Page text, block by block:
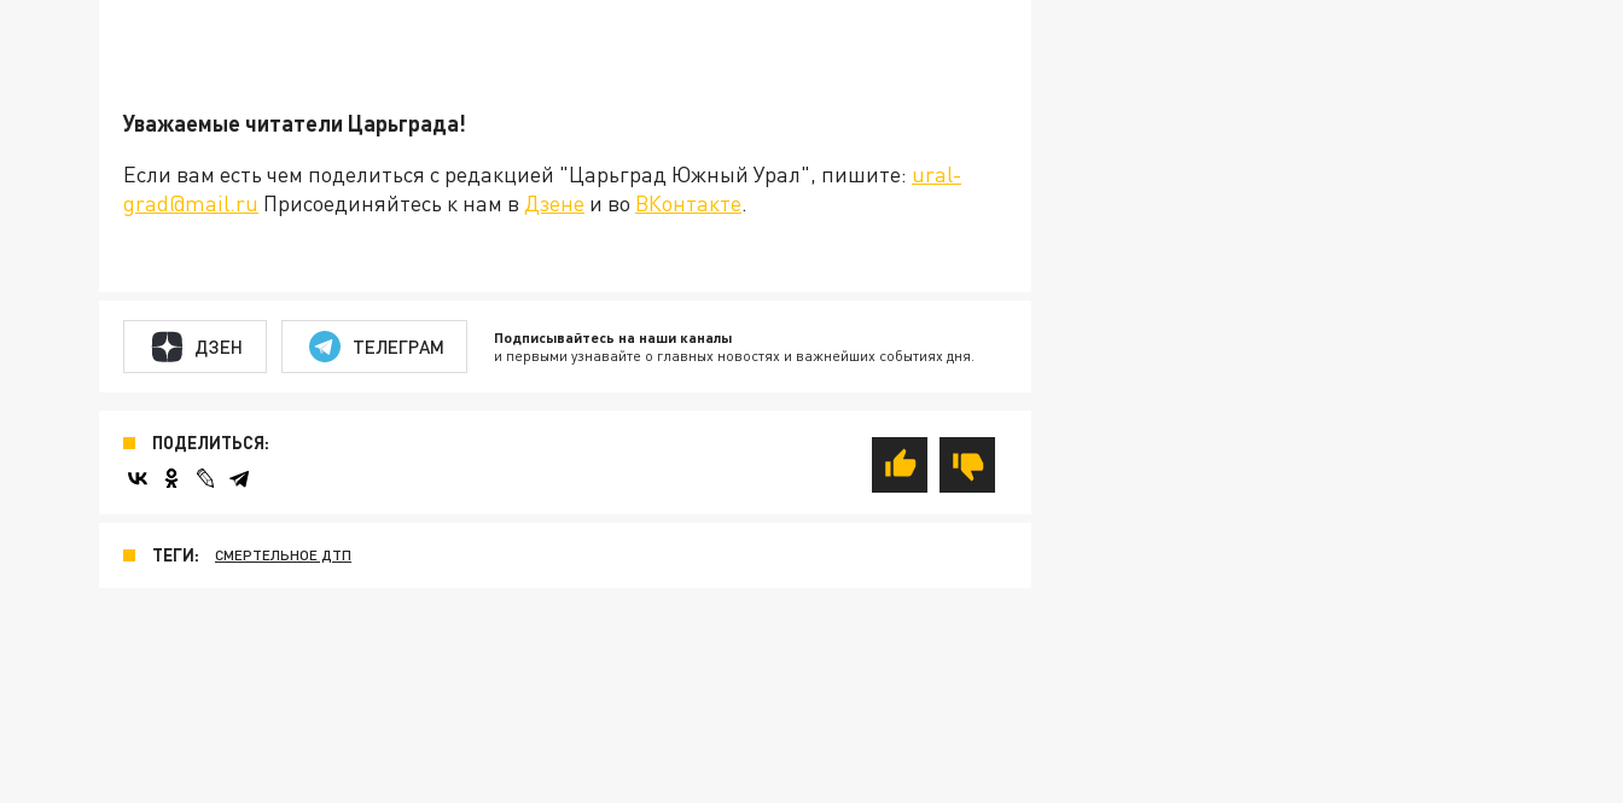
Уважаемые читатели Царьграда!
Если вам есть чем поделиться с редакцией "Царьград Южный Урал", пишите: ural-
grad@mail.ru Присоединяйтесь к нам в Дзене и во ВКонтакте.
ДЗЕН ТЕЛЕГРАМ Подписывайтесь на наши каналы
и первыми узнавайте о главных новостях и важнейших событиях дня.
ПОДЕЛИТЬСЯ:
ТЕГИ: СМЕРТЕЛЬНОЕ ДТП